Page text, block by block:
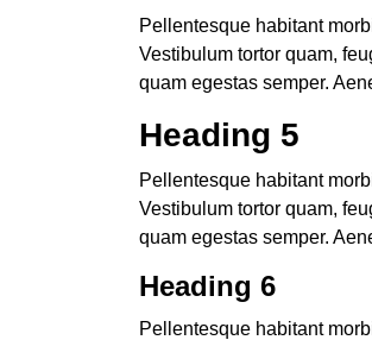
Pellentesque habitant
Vestibulum tortor quam,
quam egestas semper.
Heading 5
Pellentesque habitant
Vestibulum tortor quam,
quam egestas semper.
Heading 6
Pellentesque habitant